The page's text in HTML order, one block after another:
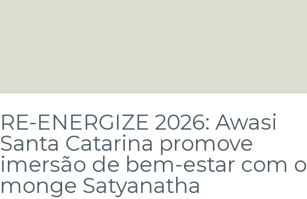
RE-ENERGIZE 2026: Awasi
Santa Catarina promove
imersão de bem-estar com o
monge Satyanatha